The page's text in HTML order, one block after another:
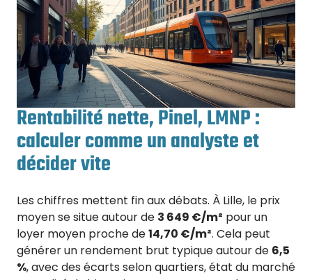
Rentabilité nette, Pinel, LMNP :
calculer comme un analyste et
décider vite
Les chiffres mettent fin aux débats. À Lille, le prix
moyen se situe autour de 3 649 €/m² pour un
loyer moyen proche de14,70 €/m². Cela peut
générer un rendement brut typique autour de 6,5
%, avec des écarts selon quartiers, état du marché